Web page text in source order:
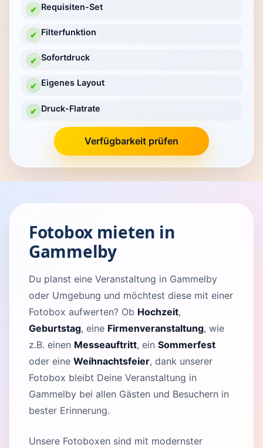
✔ Requisiten-Set
✔ Filterfunktion
✔ Sofortdruck
✔ Eigenes Layout
✔ Druck-Flatrate
Verfügbarkeit prüfen
Fotobox mieten in
Gammelby
Du planst eine Veranstaltung in Gammelby
oder Umgebung und möchtest diese mit einer
Fotobox aufwerten? Ob Hochzeit,
Geburtstag, eine Firmenveranstaltung, wie
z.B. einen Messeauftritt, ein Sommerfest
oder eine Weihnachtsfeier, dank unserer
Fotobox bleibt Deine Veranstaltung in
Gammelby bei allen Gästen und Besuchern in
bester Erinnerung.
Unsere Fotoboxen sind mit modernster